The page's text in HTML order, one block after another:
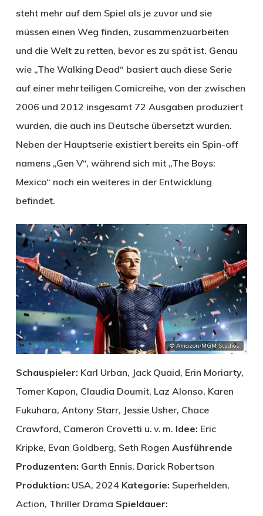
steht mehr auf dem Spiel als je zuvor und sie
müssen einen Weg finden, zusammenzuarbeiten
und die Welt zu retten, bevor es zu spät ist. Genau
wie „The Walking Dead“ basiert auch diese Serie
auf einer mehrteiligen Comicreihe, von der zwischen
2006 und 2012 insgesamt 72 Ausgaben produziert
wurden, die auch ins Deutsche übersetzt wurden.
Neben der Hauptserie existiert bereits ein Spin-off
namens „Gen V“, während sich mit „The Boys:
Mexico“ noch ein weiteres in der Entwicklung
befindet.
© Amazon/MGM Studios
Schauspieler: Karl Urban, Jack Quaid, Erin Moriarty,
Tomer Kapon, Claudia Doumit, Laz Alonso, Karen
Fukuhara, Antony Starr, Jessie Usher, Chace
Crawford, Cameron Crovetti u. v. m. Idee: Eric
Kripke, Evan Goldberg, Seth Rogen Ausführende
Produzenten: Garth Ennis, Darick Robertson
Produktion: USA, 2024 Kategorie: Superhelden,
Action, Thriller Drama Spieldauer: